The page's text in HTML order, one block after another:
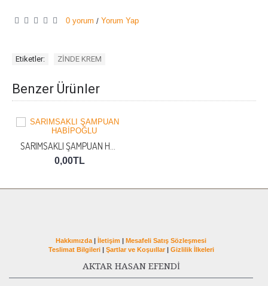
0 yorum / Yorum Yap
Etiketler: ZİNDE KREM
Benzer Ürünler
0,00TL
Hakkımızda | İletişim | Mesafeli Satış Sözleşmesi
Teslimat Bilgileri| Şartlar ve Koşuıllar| Gizlilik İlkeleri
AKTAR HASAN EFENDİ